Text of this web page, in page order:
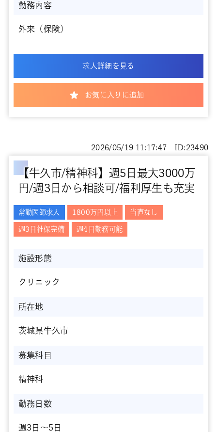
勤務内容
外来（保険）
求人詳細を見る
お気に入りに追加
【牛久市/精神科】週5日最大3000万
円/週3日から相談可/福利厚生も充実
2026/05/19 11:17:47 ID:23490
常勤医師求人 1800万円以上 当直なし
週3日社保完備 週4日勤務可能
施設形態
クリニック
所在地
茨城県牛久市
募集科目
精神科
勤務日数
週3日～5日